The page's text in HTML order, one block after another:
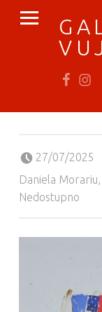
27/07/2025
Daniela Morariu,
Nedostupno